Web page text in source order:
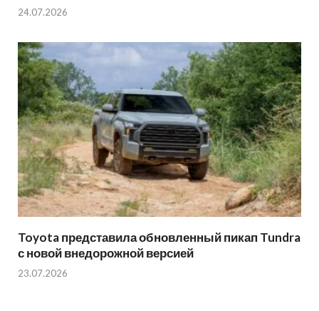
24.07.2026
Toyota представила обновленный пикап Tundra
с новой внедорожной версией
23.07.2026